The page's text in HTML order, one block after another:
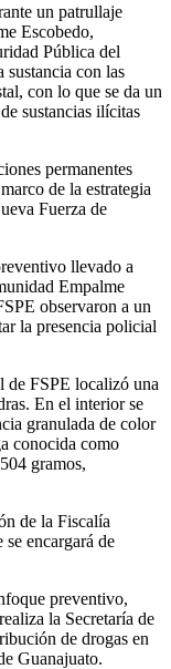
un patrullaje
Escobedo,
Pública del
sustancia con las
con lo que se da un
sustancias ilícitas
permanentes
de la estrategia
Fuerza de
llevado a
Empalme
observaron a un
la presencia policial
de FSPE localizó una
En el interior se
granulada de color
conocida como
gramos,
de la Fiscalía
encargará de
preventivo,
la Secretaría de
de drogas en
Guanajuato.